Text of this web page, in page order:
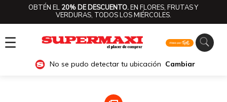
OBTÉN EL 20% DE DESCUENTO.EN FLORES, FRUTAS Y
VERDURAS, TODOS LOS MIÉRCOLES.
☰
No se pudo detectar tu ubicación Cambiar